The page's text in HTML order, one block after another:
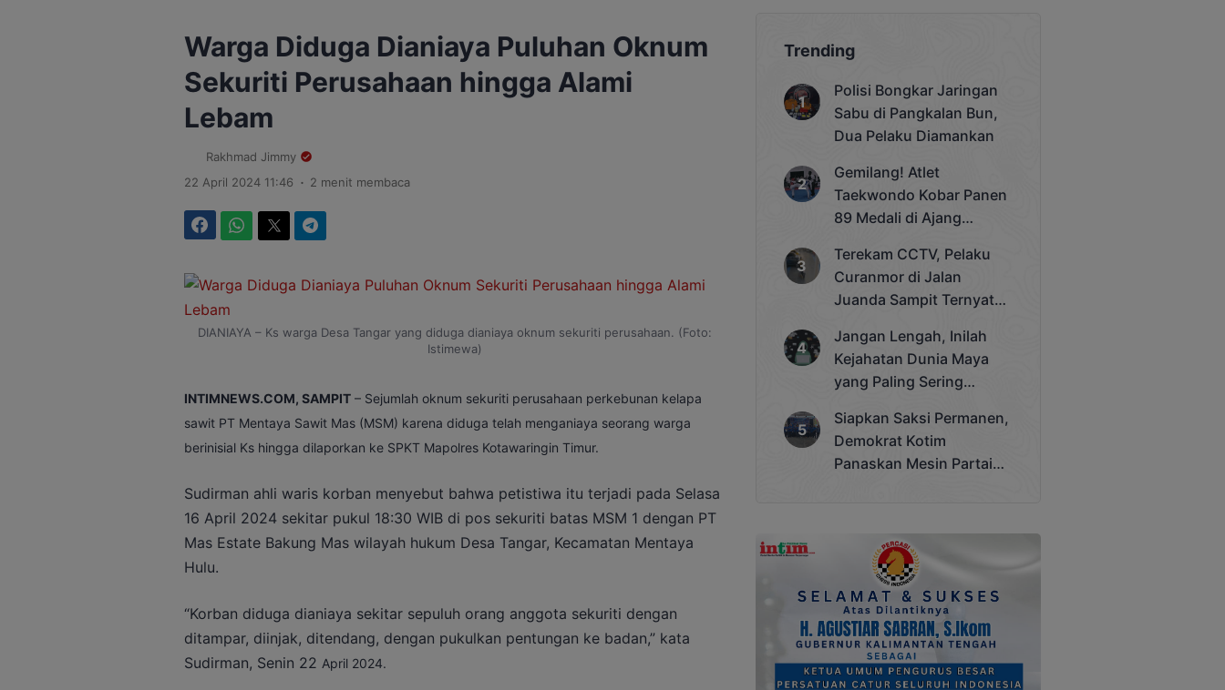
Warga Diduga Dianiaya Puluhan Oknum
Sekuriti Perusahaan hingga Alami
Lebam
Rakhmad Jimmy
22 April 2024 11:46 . 2 menit membaca
DIANIAYA – Ks warga Desa Tangar yang diduga dianiaya oknum sekuriti perusahaan. (Foto:
Istimewa)
INTIMNEWS.COM, SAMPIT– Sejumlah oknum sekuriti perusahaan perkebunan kelapa
sawit PT Mentaya Sawit Mas (MSM) karena diduga telah menganiaya seorang warga
berinisial Ks hingga dilaporkan ke SPKT Mapolres Kotawaringin Timur.
Sudirman ahli waris korban menyebut bahwa petistiwa itu terjadi pada Selasa
16 April 2024 sekitar pukul 18:30 WIB di pos sekuriti batas MSM 1 dengan PT
Mas Estate Bakung Mas wilayah hukum Desa Tangar, Kecamatan Mentaya
Hulu.
“Korban diduga dianiaya sekitar sepuluh orang anggota sekuriti dengan
ditampar, diinjak, ditendang, dengan pukulkan pentungan ke badan,” kata
Sudirman, Senin 22 April 2024.
Trending
Polisi Bongkar Jaringan
Sabu di Pangkalan Bun,
Dua Pelaku Diamankan
Gemilang! Atlet
Taekwondo Kobar Panen
89 Medali di Ajang
Cup 2025
Terekam CCTV, Pelaku
Curanmor di Jalan
Juanda Sampit Ternyata
Jangan Lengah, Inilah
Kejahatan Dunia Maya
yang Paling Sering
Siapkan Saksi Permanen,
Demokrat Kotim
Panaskan Mesin Partai